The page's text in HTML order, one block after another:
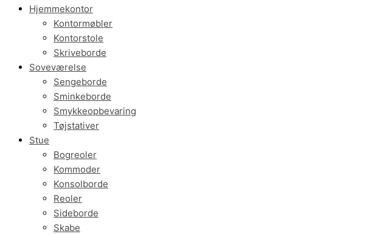
Hjemmekontor
Kontormøbler
Kontorstole
Skriveborde
Soveværelse
Sengeborde
Sminkeborde
Smykkeopbevaring
Tøjstativer
Stue
Bogreoler
Kommoder
Konsolborde
Reoler
Sideborde
Skabe